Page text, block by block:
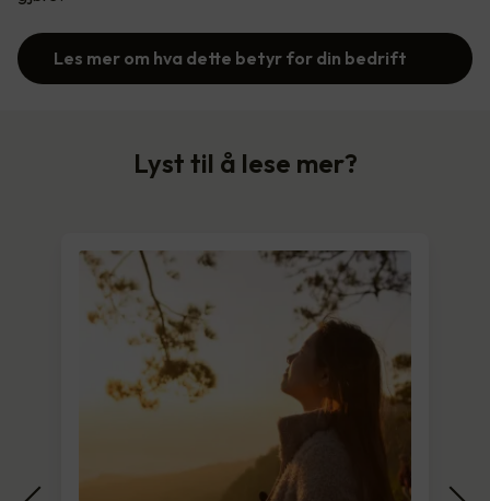
Les mer om hva dette betyr for din bedrift
Lyst til å lese mer?